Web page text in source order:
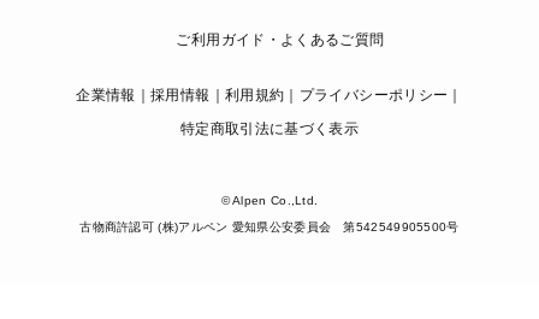
ご利用ガイド・よくあるご質問
企業情報 採用情報 利用規約
プライバシーポリシー
特定商取引法に基づく表示
© Alpen Co.,Ltd.
古物商許認可 (株)アルペン 愛知県公安委員会 第542549905500号